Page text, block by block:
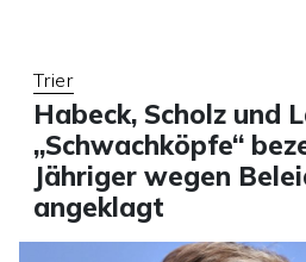
Trier
Habeck, Scholz und
„Schwachköpfe“
Jähriger wegen
angeklagt